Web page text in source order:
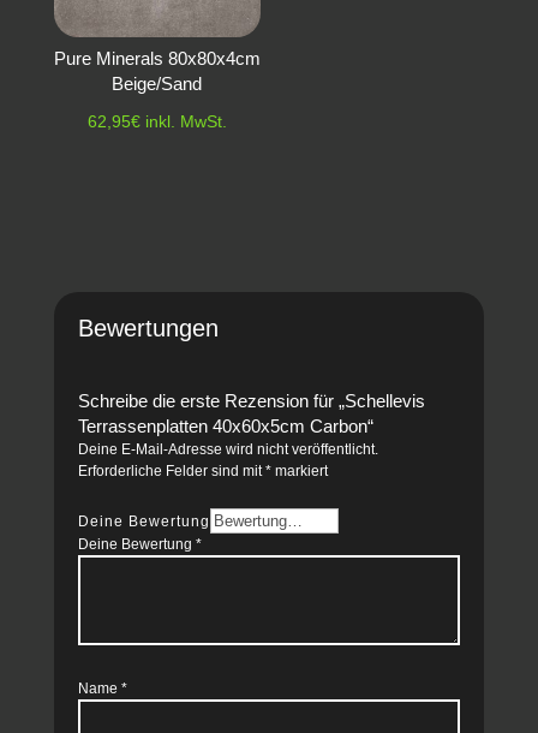
Pure Minerals 80x80x4cm
Beige/Sand
62,95€ inkl. MwSt.
Bewertungen
Schreibe die erste Rezension für „Schellevis
Terrassenplatten 40x60x5cm Carbon“
Deine E-Mail-Adresse wird nicht veröffentlicht.
Erforderliche Felder sind mit*markiert
Deine Bewertung
Deine Bewertung *
Name *